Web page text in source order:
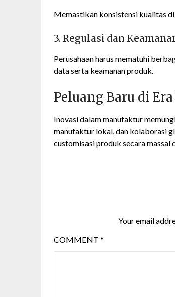
Memastikan konsistensi kualitas
3. Regulasi dan
Perusahaan harus mematuhi
data serta keamanan produk.
Peluang Baru di
Inovasi dalam manufaktur
manufaktur lokal, dan kolaborasi
customisasi produk secara massal
Your email
COMMENT *